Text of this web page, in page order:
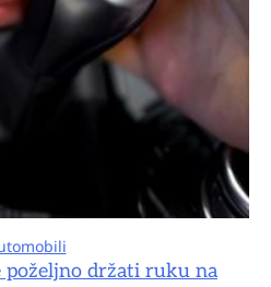
držati ruku na